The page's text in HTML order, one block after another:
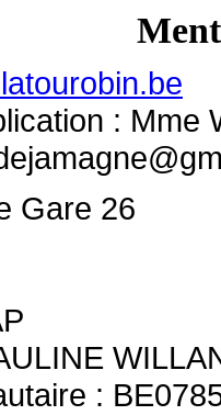
: Mme
Gare 26
: